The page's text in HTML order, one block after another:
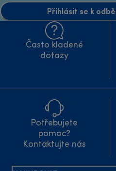
Přihlásit se k
Často kladené
dotazy
Potřebujete
pomoc?
Kontaktujte nás